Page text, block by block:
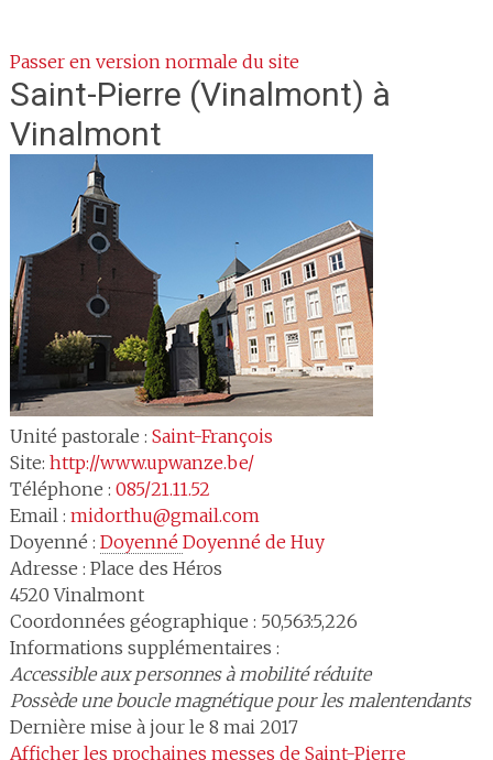
Passer en version normale du site
Saint-Pierre (Vinalmont) à
Vinalmont
Unité pastorale : Saint-François
Site: http://www.upwanze.be/
Téléphone : 085/21.11.52
Email : midorthu@gmail.com
Doyenné : Doyenné Doyenné de Huy
Adresse : Place des Héros
4520 Vinalmont
Coordonnées géographique : 50,563:5,226
Informations supplémentaires :
Accessible aux personnes à mobilité réduite
Possède une boucle magnétique pour les malentendants
Dernière mise à jour le 8 mai 2017
Afficher les prochaines messes de Saint-Pierre